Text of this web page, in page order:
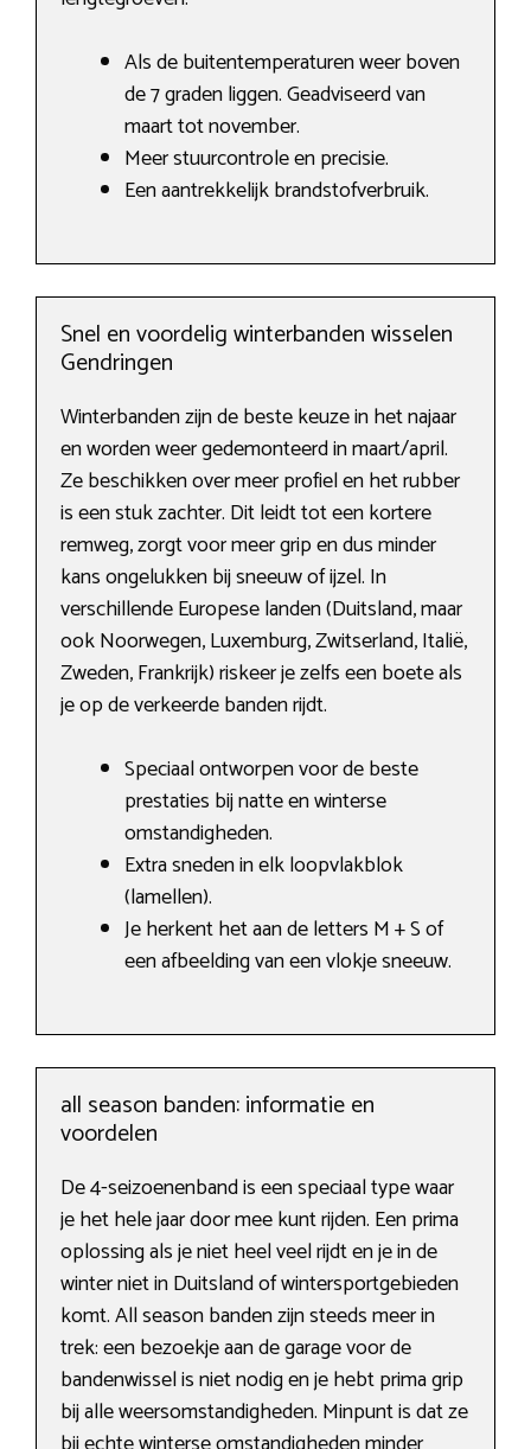
Als de buitentemperaturen weer boven
de 7 graden liggen. Geadviseerd van
maart tot november.
Meer stuurcontrole en precisie.
Een aantrekkelijk brandstofverbruik.
Snel en voordelig winterbanden wisselen
Gendringen
Winterbanden zijn de beste keuze in het najaar
en worden weer gedemonteerd in maart/april.
Ze beschikken over meer profiel en het rubber
is een stuk zachter. Dit leidt tot een kortere
remweg, zorgt voor meer grip en dus minder
kans ongelukken bij sneeuw of ijzel. In
verschillende Europese landen (Duitsland, maar
ook Noorwegen, Luxemburg, Zwitserland, Italië,
Zweden, Frankrijk) riskeer je zelfs een boete als
je op de verkeerde banden rijdt.
Speciaal ontworpen voor de beste
prestaties bij natte en winterse
omstandigheden.
Extra sneden in elk loopvlakblok
(lamellen).
Je herkent het aan de letters M + S of
een afbeelding van een vlokje sneeuw.
all season banden: informatie en
voordelen
De 4-seizoenenband is een speciaal type waar
je het hele jaar door mee kunt rijden. Een prima
oplossing als je niet heel veel rijdt en je in de
winter niet in Duitsland of wintersportgebieden
komt. All season banden zijn steeds meer in
trek: een bezoekje aan de garage voor de
bandenwissel is niet nodig en je hebt prima grip
bij alle weersomstandigheden. Minpunt is dat ze